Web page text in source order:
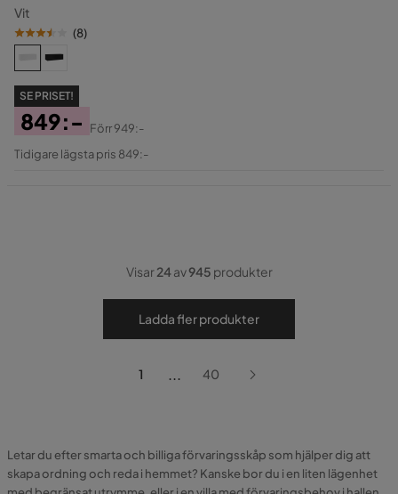
Vit
(8)
SE PRISET!
Pris
849:-
Original
Förr949:-
Tidigare lägsta pris 849:-
Visar24av945 produkter
Ladda fler produkter
1 ... 40
Letar du efter smarta och billiga förvaringsskåp som hjälper dig att
skapa ordning och reda i hemmet? Kanske bor du i en liten lägenhet